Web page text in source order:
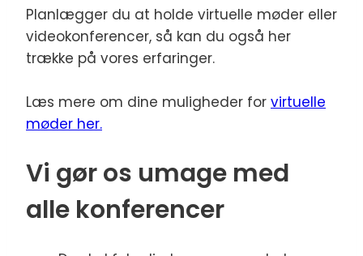
Planlægger du at holde virtuelle møder eller
videokonferencer, så kan du også her
trække på vores erfaringer.
Læs mere om dine muligheder for virtuelle
møder her.
Vi gør os umage med
alle konferencer